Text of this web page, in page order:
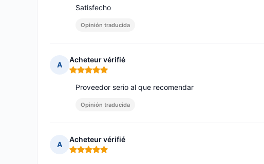
Satisfecho
Opinión traducida
A
Acheteur vérifié
Nota: 5 de 5
Proveedor serio al que recomendar
Opinión traducida
A
Acheteur vérifié
Nota: 5 de 5